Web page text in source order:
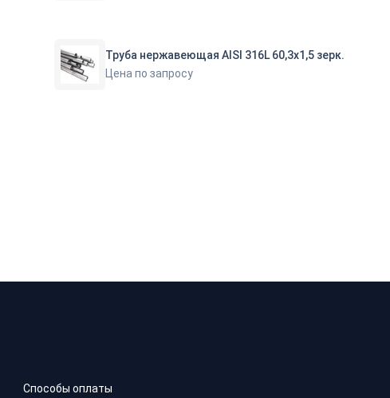
Труба нержавеющая AISI 316L 60,3х1,5 зерк.
Цена по запросу
Способы оплаты